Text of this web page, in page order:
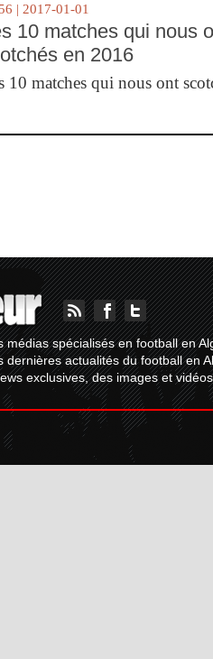
| 2017-01-01
10 matches qui nous
en 2016
10 matches qui nous ont
médias spécialisés en football en
dernières actualités du football en
exclusives, des images et